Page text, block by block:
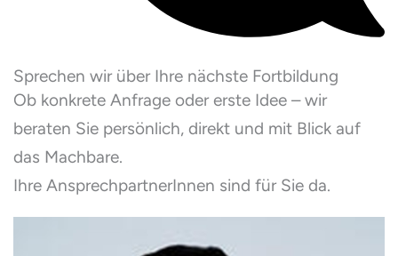
Sprechen wir über Ihre nächste Fortbildung
Ob konkrete Anfrage oder erste Idee – wir
beraten Sie persönlich, direkt und mit Blick auf
das Machbare.
Ihre AnsprechpartnerInnen sind für Sie da.